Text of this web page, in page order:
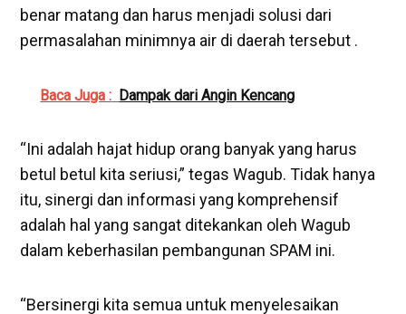
benar matang dan harus menjadi solusi dari
permasalahan minimnya air di daerah tersebut .
Baca Juga : Dampak dari Angin Kencang
“Ini adalah hajat hidup orang banyak yang harus
betul betul kita seriusi,” tegas Wagub. Tidak hanya
itu, sinergi dan informasi yang komprehensif
adalah hal yang sangat ditekankan oleh Wagub
dalam keberhasilan pembangunan SPAM ini.
“Bersinergi kita semua untuk menyelesaikan